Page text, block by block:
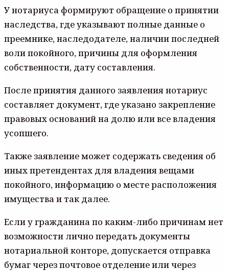
У нотариуса формируют обращение о принятии
наследства, где указывают полные данные о
преемнике, наследодателе, наличии последней
воли покойного, причины для оформления
собственности, дату составления.
После принятия данного заявления нотариус
составляет документ, где указано закрепление
правовых оснований на долю или все владения
усопшего.
Также заявление может содержать сведения об
иных претендентах для владения вещами
покойного, информацию о месте расположения
имущества и так далее.
Если у гражданина по каким-либо причинам нет
возможности лично передать документы
нотариальной конторе, допускается отправка
бумаг через почтовое отделение или через